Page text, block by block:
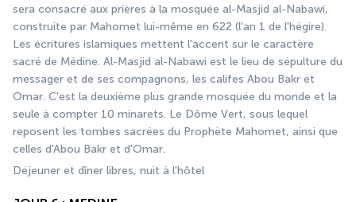
sera consacré aux prières à la mosquée al-Masjid al-Nabawi,
construite par Mahomet lui-même en 622 (l'an 1 de l'hégire).
Les écritures islamiques mettent l'accent sur le caractère
sacré de Médine. Al-Masjid al-Nabawi est le lieu de sépulture du
messager et de ses compagnons, les califes Abou Bakr et
Omar. C'est la deuxième plus grande mosquée du monde et la
seule à compter 10 minarets. Le Dôme Vert, sous lequel
reposent les tombes sacrées du Prophète Mahomet, ainsi que
celles d'Abou Bakr et d'Omar.
Déjeuner et dîner libres, nuit à l'hôtel